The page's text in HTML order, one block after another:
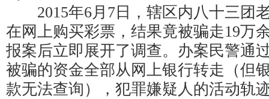
2015年6月7日，辖区内八十三团
在网上购买彩票，结果竟被骗走19万
报案后立即展开了调查。办案民警通
被骗的资金全部从网上银行转走（但
款无法查询），犯罪嫌疑人的活动轨